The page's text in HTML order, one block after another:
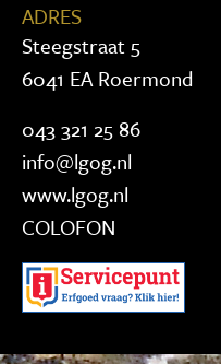
ADRES
Steegstraat 5
6041 EA Roermond
043 321 25 86
info@lgog.nl
www.lgog.nl
COLOFON